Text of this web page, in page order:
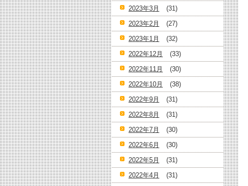
2023年3月
(31)
2023年2月
(27)
2023年1月
(32)
2022年12月
(33)
2022年11月
(30)
2022年10月
(38)
2022年9月
(31)
2022年8月
(31)
2022年7月
(30)
2022年6月
(30)
2022年5月
(31)
2022年4月
(31)